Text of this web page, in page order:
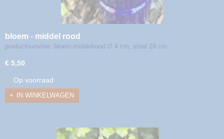
bloem - middel rood
productnummer: bloem-middelrood ∅ 4 cm, steel 29 cm
€ 5,50
✓ Op voorraad
IN WINKELWAGEN